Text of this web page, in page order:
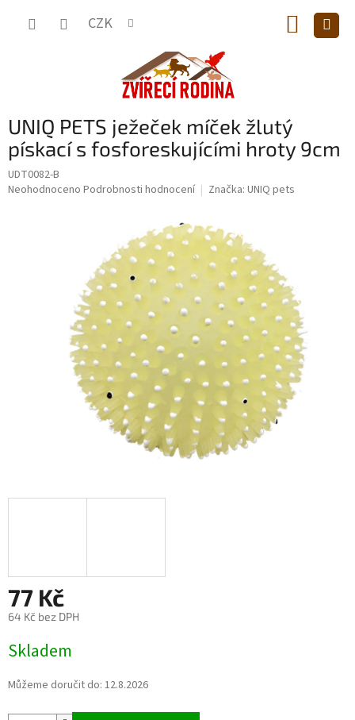
CZK
KOŠÍK
UNIQ PETS ježeček míček žlutý
pískací s fosforeskujícími hroty 9cm
UDT0082-B
Průměrné
Neohodnoceno Podrobnosti hodnocení Značka: UNIQ pets
77 Kč
64 Kč bez DPH
cena:
Skladem
Můžeme doručit do: 12.8.2026